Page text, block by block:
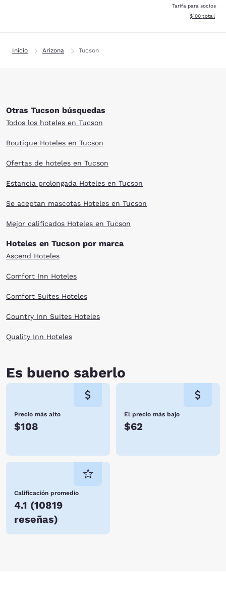
Tarifa para socios
Ver detalles
$100 total
Inicio Arizona Tucson
Otras Tucson búsquedas
Todos los hoteles en Tucson
Boutique Hoteles en Tucson
Ofertas de hoteles en Tucson
Estancia prolongada Hoteles en Tucson
Se aceptan mascotas Hoteles en Tucson
Mejor calificados Hoteles en Tucson
Hoteles en Tucson por marca
Ascend Hoteles
Comfort Inn Hoteles
Comfort Suites Hoteles
Country Inn Suites Hoteles
Quality Inn Hoteles
Es bueno saberlo
Precio más alto
$108
El precio más bajo
$62
Calificación promedio
4.1 (10819
reseñas)